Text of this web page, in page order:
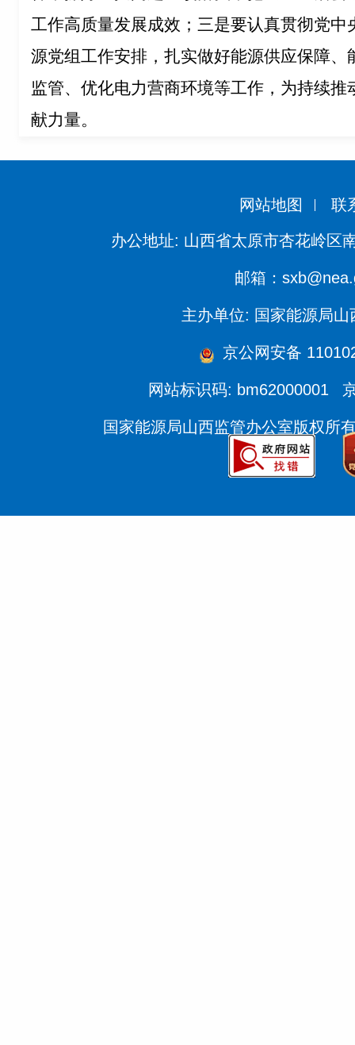
工作高质量发展成效；三是要认真贯彻党
源党组工作安排，扎实做好能源供应保障
监管、优化电力营商环境等工作，为持续
献力量。
网站地图 联
办公地址: 山西省太原市杏花岭区
邮箱：
主办单位: 国家能源局山
京公网安备
网站标识码: bm62000001
国家能源局山西监管办公室版权所